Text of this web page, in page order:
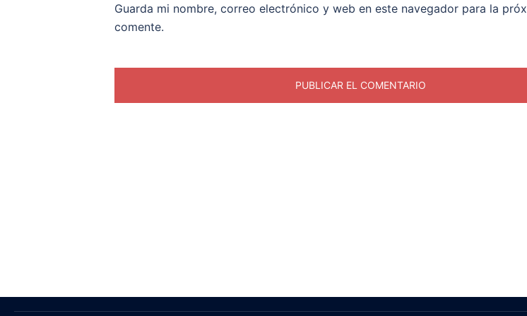
Guarda mi nombre, correo electrónico y web en este navegador para la
comente.